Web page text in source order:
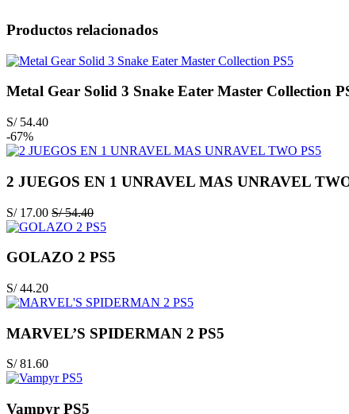
Productos relacionados
Metal Gear Solid 3 Snake Eater Master Collection
S/54.40
-67%
2 JUEGOS EN 1 UNRAVEL MAS UNRAVEL
S/17.00 S/54.40
GOLAZO 2 PS5
S/44.20
MARVEL’S SPIDERMAN 2 PS5
S/81.60
Vampyr PS5